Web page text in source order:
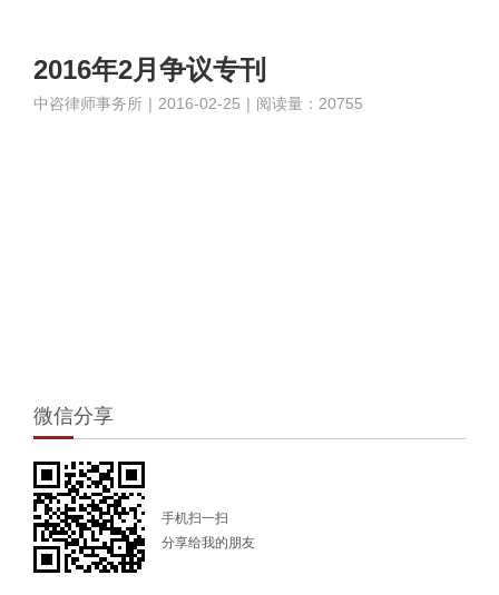
2016年2月争议专刊
中咨律师事务所 | 2016-02-25 | 阅读量：20755
微信分享
手机扫一扫
分享给我的朋友